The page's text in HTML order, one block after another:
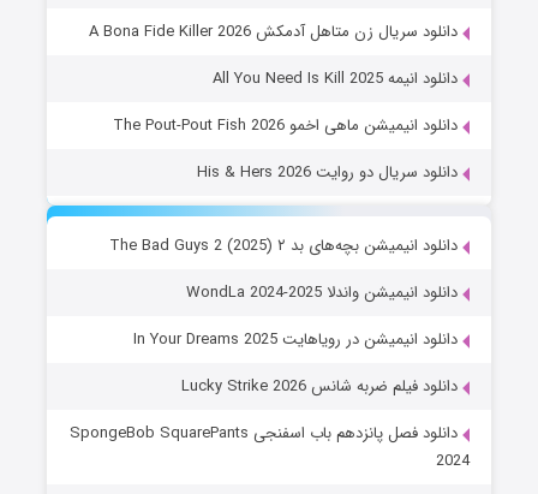
دانلود سریال زن متاهل آدمکش A Bona Fide Killer 2026
دانلود انیمه All You Need Is Kill 2025
دانلود انیمیشن ماهی اخمو The Pout-Pout Fish 2026
دانلود سریال دو روایت His & Hers 2026
دانلود انیمیشن بچه‌های بد ۲ The Bad Guys 2 (2025)
دانلود انیمیشن واندلا WondLa 2024-2025
دانلود انیمیشن در رویاهایت In Your Dreams 2025
دانلود فیلم ضربه شانس Lucky Strike 2026
دانلود فصل پانزدهم باب اسفنجی SpongeBob SquarePants
2024